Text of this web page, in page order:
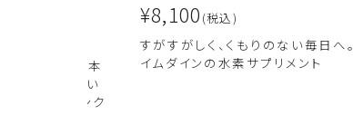
美容成分を1本
叶う美味しい
ミアムドリンク
¥8,100 (税込)
すがすがしく、くもりのない毎日へ。
イムダインの水素サプリメント